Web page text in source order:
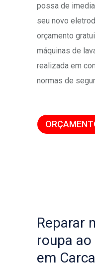
possa de
seu novo
orçamento
máquinas de
realizada em
normas de
Reparar
roupa
em